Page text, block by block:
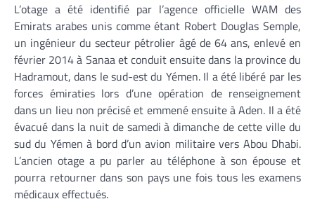
L’otage a été identifié par l’agence officielle WAM des
Emirats arabes unis comme étant Robert Douglas Semple,
un ingénieur du secteur pétrolier âgé de 64 ans, enlevé en
février 2014 à Sanaa et conduit ensuite dans la province du
Hadramout, dans le sud-est du Yémen. Il a été libéré par les
forces émiraties lors d’une opération de renseignement
dans un lieu non précisé et emmené ensuite à Aden. Il a été
évacué dans la nuit de samedi à dimanche de cette ville du
sud du Yémen à bord d’un avion militaire vers Abou Dhabi.
L’ancien otage a pu parler au téléphone à son épouse et
pourra retourner dans son pays une fois tous les examens
médicaux effectués.